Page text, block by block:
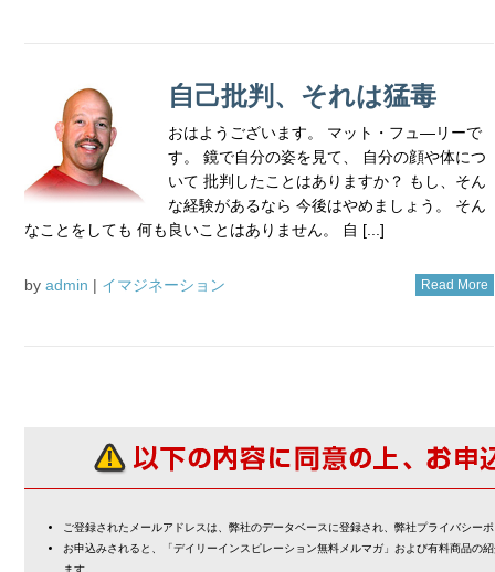
自己批判、それは猛毒
おはようございます。 マット・フュ―リーで
す。 鏡で自分の姿を見て、 自分の顔や体につ
いて 批判したことはありますか？ もし、そん
な経験があるなら 今後はやめましょう。 そん
なことをしても 何も良いことはありません。 自 [...]
by admin | イマジネーション Read More
ご登録されたメールアドレスは、弊社のデータベースに登録され、弊社プライバシー
お申込みされると、「デイリーインスピレーション無料メルマガ」および有料商品の
ます。